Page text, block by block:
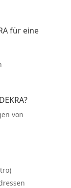
für eine
von